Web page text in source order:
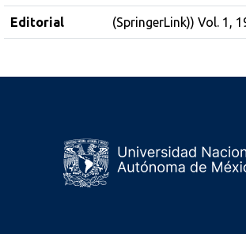
Editorial (SpringerLink)) Vol. 1,